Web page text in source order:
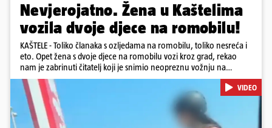
Nevjerojatno. Žena u Kaštelima
vozila dvoje djece na romobilu!
KAŠTELE - Toliko članaka s ozljedama na romobilu, toliko nesreća i
eto. Opet žena s dvoje djece na romobilu vozi kroz grad, rekao
nam je zabrinuti čitatelj koji je snimio neopreznu vožnju na
romobilu u četvrtak prijepodne kroz Kaštele. Podsjetimo, mjesec i
pol od smrti dječaka (14) u Metkoviću, pad s električnog romobila
odnio je još jedan mladi život. Unatoč naporima liječnika KBC-a
Zagreb, u ponedjeljak maloljetnik je podlegao ozljedama
zadobivenima u padu s romobila.
VIDEO